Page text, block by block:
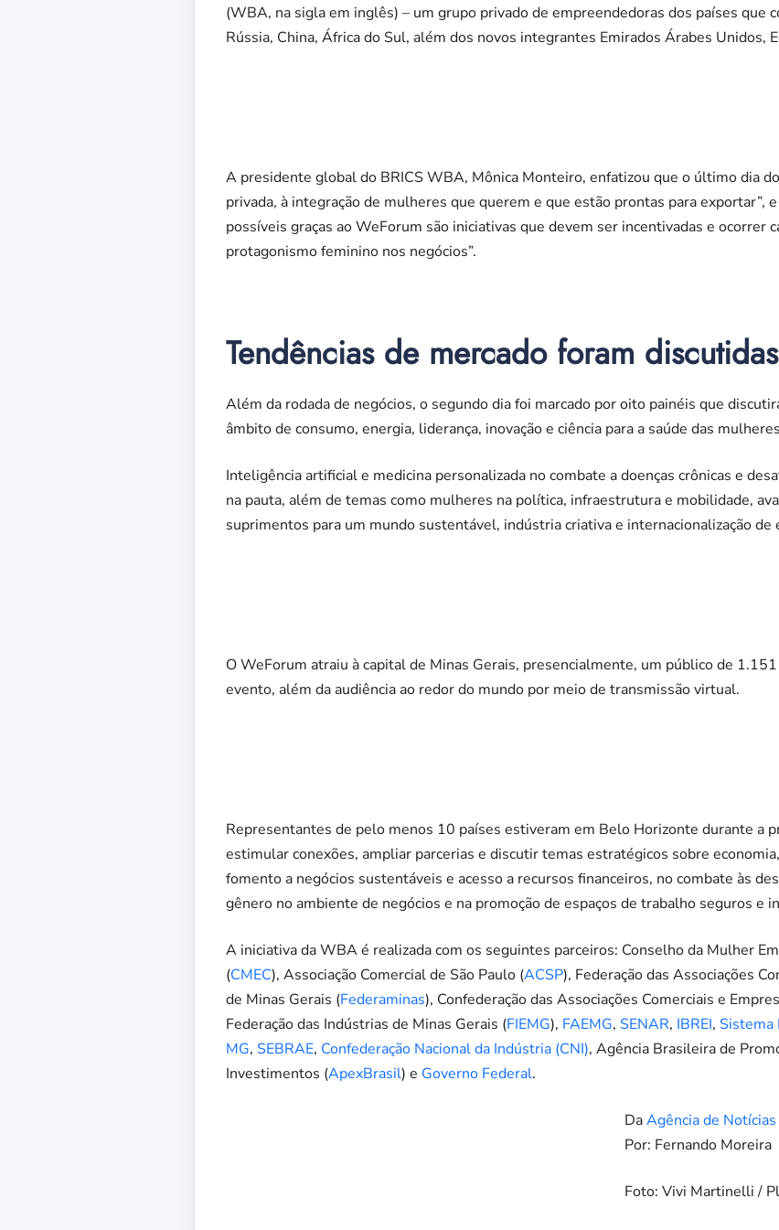
(WBA, na sigla em inglês) – um grupo privado de empreendedoras dos países que
Rússia, China, África do Sul, além dos novos integrantes Emirados Árabes Unidos,
A presidente global do BRICS WBA, Mônica Monteiro, enfatizou que o último dia
privada, à integração de mulheres que querem e que estão prontas para exportar”,
possíveis graças ao WeForum são iniciativas que devem ser incentivadas e ocorrer
protagonismo feminino nos negócios”.
Tendências de mercado foram
Além da rodada de negócios, o segundo dia foi marcado por oito painéis que
âmbito de consumo, energia, liderança, inovação e ciência para a saúde das
Inteligência artificial e medicina personalizada no combate a doenças crônicas e
na pauta, além de temas como mulheres na política, infraestrutura e mobilidade,
suprimentos para um mundo sustentável, indústria criativa e internacionalização de
O WeForum atraiu à capital de Minas Gerais, presencialmente, um público de
evento, além da audiência ao redor do mundo por meio de transmissão virtual.
Representantes de pelo menos 10 países estiveram em Belo Horizonte durante a
estimular conexões, ampliar parcerias e discutir temas estratégicos sobre
fomento a negócios sustentáveis e acesso a recursos financeiros, no combate às
gênero no ambiente de negócios e na promoção de espaços de trabalho seguros e
A iniciativa da WBA é realizada com os seguintes parceiros: Conselho da Mulher
(CMEC), Associação Comercial de São Paulo (ACSP), Federação das Associações
de Minas Gerais (Federaminas), Confederação das Associações Comerciais e
Federação das Indústrias de Minas Gerais (FIEMG), FAEMG, SENAR, IBREI, Sistema
MG, SEBRAE, Confederação Nacional da Indústria (CNI), Agência Brasileira de
Investimentos (ApexBrasil) e Governo Federal.
DaAgência de
Por: Fernando Moreira
Foto: Vivi Martinelli /